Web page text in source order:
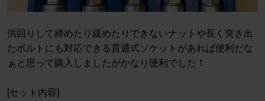
供回りして締めたり緩めたりできないナットや長く突き出
たボルトにも対応できる貫通式ソケットがあれば便利だな
ぁと思って購入しましたがかなり便利でした！
[セット内容]